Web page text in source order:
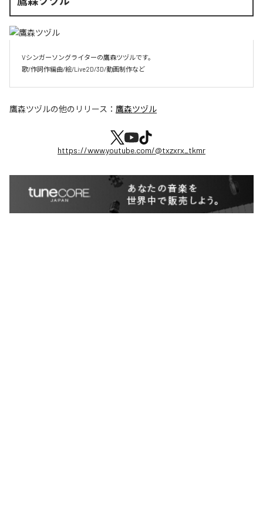
Vシンガーソングライターの鷹森ツヅルです。
歌/作詞作編曲/絵/Live2D/3D/動画制作など
鷹森ツヅルの他のリリース： 鷹森ツヅル
https://www.youtube.com/@txzxrx_tkmr